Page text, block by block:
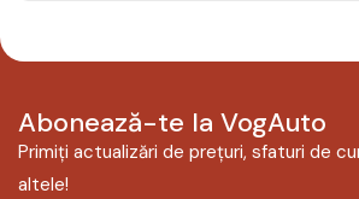
Abonează-te la VogAuto
Primiți actualizări de prețuri, sfaturi de
altele!